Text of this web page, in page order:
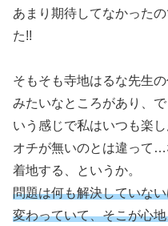
あまり期待してなかった
た!!
そもそも寺地はるな先生
みたいなところがあり、
いう感じで私はいつも楽し
オチが無いのとは違って
着地する、というか。
問題は何も解決していな
変わっていて、そこが心